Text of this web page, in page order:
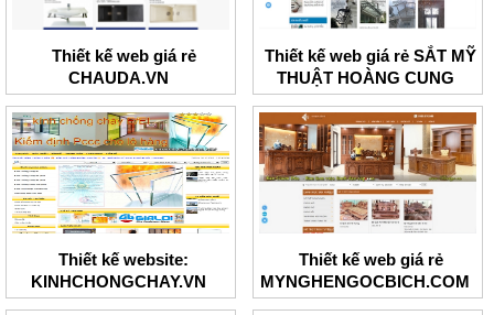
Thiết kế web giá rẻ
CHAUDA.VN
Thiết kế web giá rẻ SẮT MỸ
THUẬT HOÀNG CUNG
Thiết kế website:
KINHCHONGCHAY.VN
Thiết kế web giá rẻ
MYNGHENGOCBICH.COM